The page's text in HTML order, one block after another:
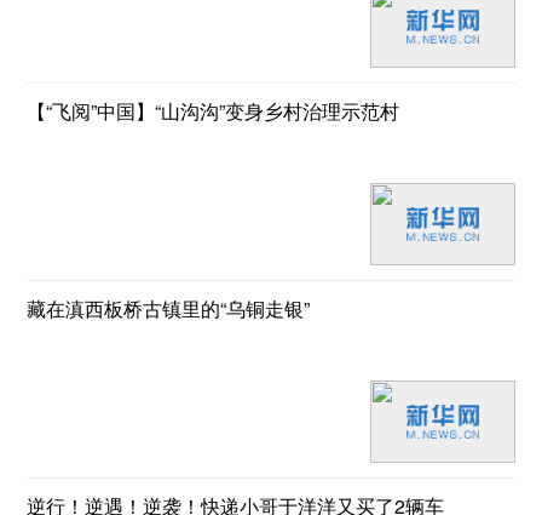
【“飞阅”中国】“山沟沟”变身乡村治理示范村
藏在滇西板桥古镇里的“乌铜走银”
逆行！逆遇！逆袭！快递小哥于洋洋又买了2辆车